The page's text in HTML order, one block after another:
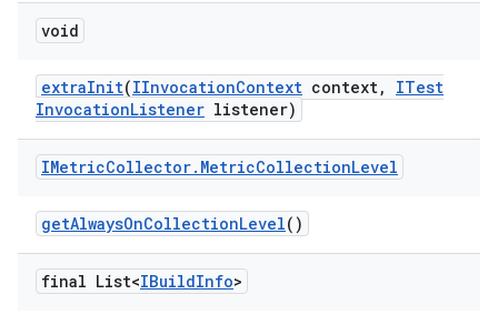
void
extraInit(IInvocationContext context,
ITest
InvocationListener listener)
IMetricCollector. MetricCollectionLevel
getAlwaysOnCollectionLevel()
final List<IBuildInfo>